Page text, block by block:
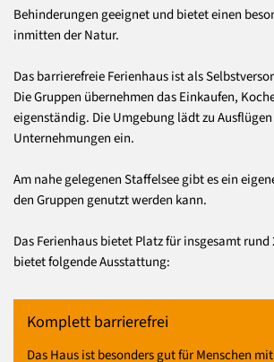
Behinderungen geeignet und bietet einen
inmitten der Natur.
Das barrierefreie Ferienhaus ist als
Die Gruppen übernehmen das Einkaufen,
eigenständig. Die Umgebung lädt zu
Unternehmungen ein.
Am nahe gelegenen Staffelsee gibt es ein
den Gruppen genutzt werden kann.
Das Ferienhaus bietet Platz für insgesamt rund
bietet folgende Ausstattung:
Komplett barrierefrei
Das Haus ist besonders gut für Menschen